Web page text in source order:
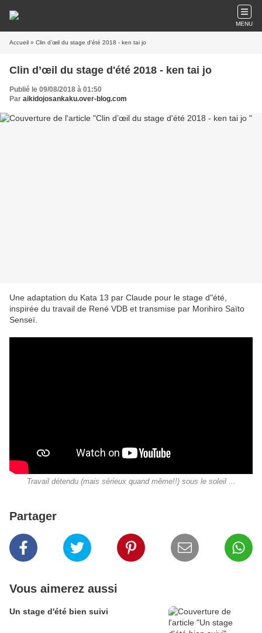
MENU
Accueil » Clin d’œil du stage d'été 2018 - ken tai jo
Clin d’œil du stage d'été 2018 - ken tai jo
Publié le 09/08/2018 à 01:50
Par aikidojosankaku.over-blog.com
Une adaptation du Kata 13 par Claude pour le stage d"été,
inspirée du travail de René VDB et transmise par Morihiro Saïto
Senseï.
Travail détendu (mais sérieux quand même!!) sous le soleil ...
Partager
Vous aimerez aussi
Un stage d'été bien suivi